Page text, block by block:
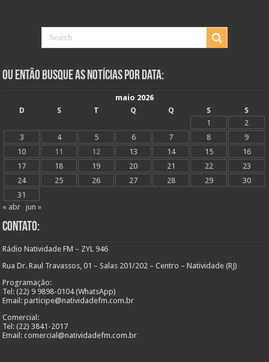
Ou Então Busque as Notícias Por Data:
maio 2026
D
S T Q Q S
S
1
2
3
4 5 6 7 8
9
10
11 12 13 14 15
16
17
18 19 20 21 22
23
24
25 26 27 28 29
30
31
« abr
jun »
Contato:
Rádio Natividade FM – ZYL 946
Rua Dr. Raul Travassos, 01 – Salas 201/202 – Centro – Natividade (RJ)
Programação:
Tel: (22) 9 9898-0104 (WhatsApp)
Email: participe@natividadefm.com.br
Comercial:
Tel: (22) 3841-2017
Email: comercial@natividadefm.com.br